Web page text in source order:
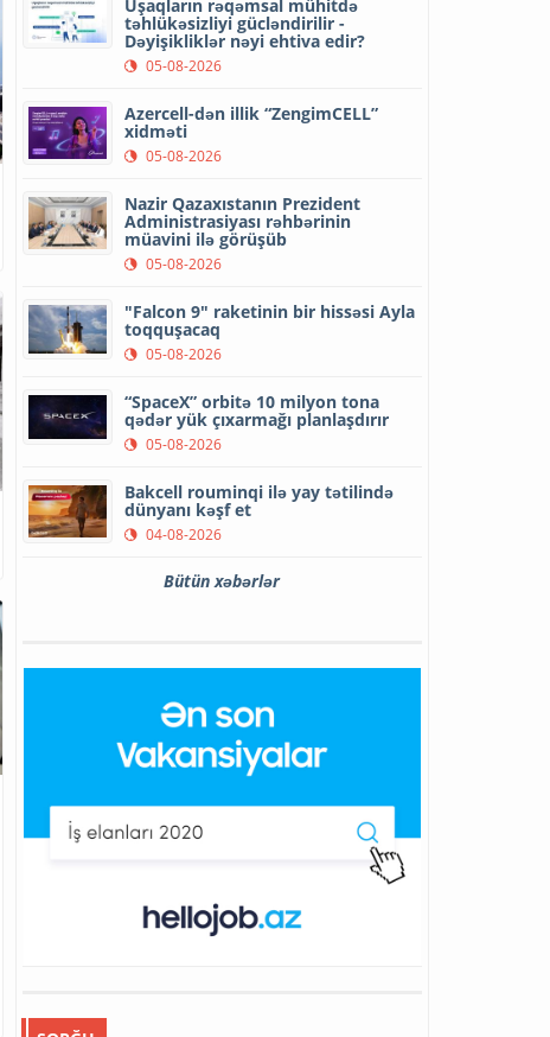
Uşaqların rəqəmsal mühitdə
təhlükəsizliyi gücləndirilir -
Dəyişikliklər nəyi ehtiva edir?
05-08-2026
Azercell-dən illik “ZengimCELL”
xidməti
05-08-2026
Nazir Qazaxıstanın Prezident
Administrasiyası rəhbərinin
müavini ilə görüşüb
05-08-2026
"Falcon 9" raketinin bir hissəsi Ayla
toqquşacaq
05-08-2026
“SpaceX” orbitə 10 milyon tona
qədər yük çıxarmağı planlaşdırır
05-08-2026
Bakcell rouminqi ilə yay tətilində
dünyanı kəşf et
04-08-2026
Bütün xəbərlər